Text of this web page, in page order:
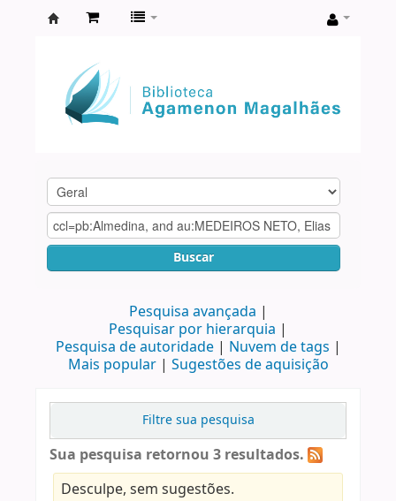
Agamenon
Magalhães
Buscar
Pesquisa avançada
Pesquisar por hierarquia
Pesquisa de autoridade
Nuvem de tags
Mais popular
Sugestões de aquisição
Filtre sua pesquisa
Sua pesquisa retornou 3 resultados.
Desculpe, sem sugestões.